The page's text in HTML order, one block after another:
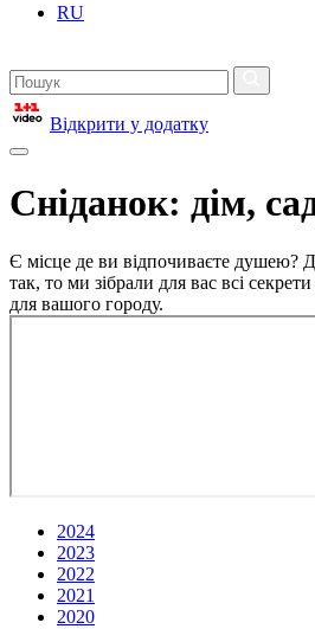
RU
Відкрити у додатку
Сніданок: дім,
Є місце де ви відпочиваєте душею?
так, то ми зібрали для вас всі
для вашого городу.
2024
2023
2022
2021
2020